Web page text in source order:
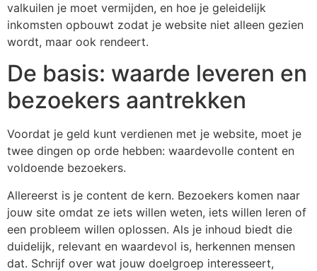
valkuilen je moet vermijden, en hoe je geleidelijk
inkomsten opbouwt zodat je website niet alleen gezien
wordt, maar ook rendeert.
De basis: waarde leveren en
bezoekers aantrekken
Voordat je geld kunt verdienen met je website, moet je
twee dingen op orde hebben: waardevolle content en
voldoende bezoekers.
Allereerst is je content de kern. Bezoekers komen naar
jouw site omdat ze iets willen weten, iets willen leren of
een probleem willen oplossen. Als je inhoud biedt die
duidelijk, relevant en waardevol is, herkennen mensen
dat. Schrijf over wat jouw doelgroep interesseert,